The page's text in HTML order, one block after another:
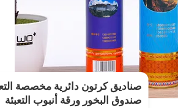
صناديق كرتون دائرية مخصصة
صندوق البخور ورقة أنبوب التعبئة